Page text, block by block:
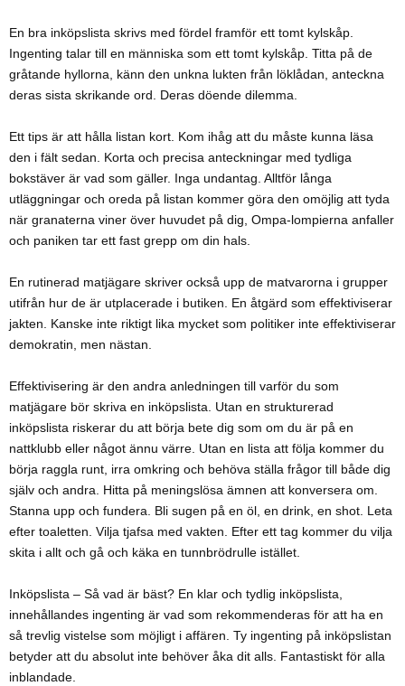
En bra inköpslista skrivs med fördel framför ett tomt kylskåp.
Ingenting talar till en människa som ett tomt kylskåp. Titta på de
gråtande hyllorna, känn den unkna lukten från löklådan, anteckna
deras sista skrikande ord. Deras döende dilemma.
Ett tips är att hålla listan kort. Kom ihåg att du måste kunna läsa
den i fält sedan. Korta och precisa anteckningar med tydliga
bokstäver är vad som gäller. Inga undantag. Alltför långa
utläggningar och oreda på listan kommer göra den omöjlig att tyda
när granaterna viner över huvudet på dig, Ompa-lompierna anfaller
och paniken tar ett fast grepp om din hals.
En rutinerad matjägare skriver också upp de matvarorna i grupper
utifrån hur de är utplacerade i butiken. En åtgärd som effektiviserar
jakten. Kanske inte riktigt lika mycket som politiker inte effektiviserar
demokratin, men nästan.
Effektivisering är den andra anledningen till varför du som
matjägare bör skriva en inköpslista. Utan en strukturerad
inköpslista riskerar du att börja bete dig som om du är på en
nattklubb eller något ännu värre. Utan en lista att följa kommer du
börja raggla runt, irra omkring och behöva ställa frågor till både dig
själv och andra. Hitta på meningslösa ämnen att konversera om.
Stanna upp och fundera. Bli sugen på en öl, en drink, en shot. Leta
efter toaletten. Vilja tjafsa med vakten. Efter ett tag kommer du vilja
skita i allt och gå och käka en tunnbrödrulle istället.
Inköpslista – Så vad är bäst? En klar och tydlig inköpslista,
innehållandes ingenting är vad som rekommenderas för att ha en
så trevlig vistelse som möjligt i affären. Ty ingenting på inköpslistan
betyder att du absolut inte behöver åka dit alls. Fantastiskt för alla
inblandade.